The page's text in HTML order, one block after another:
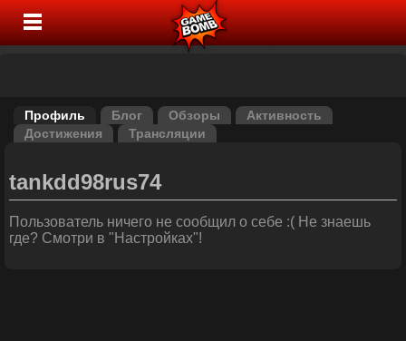
Профиль Блог Обзоры
Активность
Достижения
Трансляции
tankdd98rus74
Пользователь ничего не сообщил о себе :( Не знаешь
где? Смотри в "Настройках"!